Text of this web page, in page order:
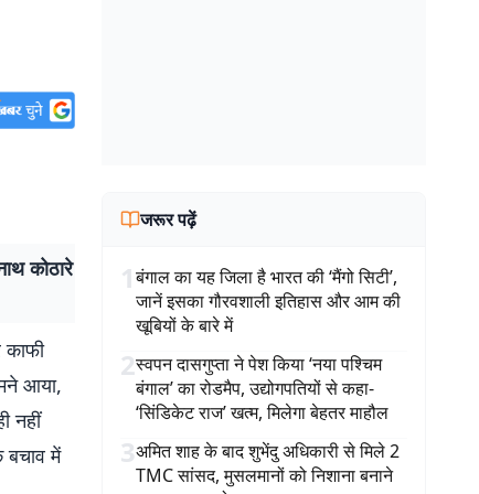
कोठारे
काफी
आया,
नहीं
बचाव में
जरूर पढ़ें
1बंगाल का यह जिला है भारत की ‘मैंगो सिटी’,
जानें इसका गौरवशाली इतिहास और आम की
खूबियों के बारे में
2स्वपन दासगुप्ता ने पेश किया ‘नया पश्चिम
बंगाल’ का रोडमैप, उद्योगपतियों से कहा-
‘सिंडिकेट राज’ खत्म, मिलेगा बेहतर माहौल
3अमित शाह के बाद शुभेंदु अधिकारी से मिले 2
TMC सांसद, मुसलमानों को निशाना बनाने